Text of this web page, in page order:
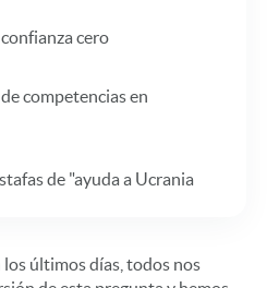
cero
competencias en
de "ayuda a Ucrania
los últimos días, todos nos